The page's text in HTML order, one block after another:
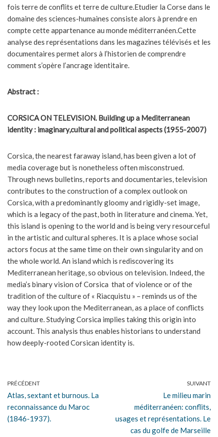
fois terre de conflits et terre de culture.Etudier la Corse dans le
domaine des sciences-humaines consiste alors à prendre en
compte cette appartenance au monde méditerranéen.Cette
analyse des représentations dans les magazines télévisés et les
documentaires permet alors à l’historien de comprendre
comment s’opère l’ancrage identitaire.
Abstract :
CORSICA ON TELEVISION. Building up a Mediterranean
identity : imaginary,cultural and political aspects (1955-2007)
Corsica, the nearest faraway island, has been given a lot of
media coverage but is nonetheless often misconstrued.
Through news bulletins, reports and documentaries, television
contributes to the construction of a complex outlook on
Corsica, with a predominantly gloomy and rigidly-set image,
which is a legacy of the past, both in literature and cinema. Yet,
this island is opening to the world and is being very resourceful
in the artistic and cultural spheres. It is a place whose social
actors focus at the same time on their own singularity and on
the whole world. An island which is rediscovering its
Mediterranean heritage, so obvious on television. Indeed, the
media’s binary vision of Corsica  that of violence or of the
tradition of the culture of « Riacquistu » – reminds us of the
way they look upon the Mediterranean, as a place of conflicts
and culture. Studying Corsica implies taking this origin into
account. This analysis thus enables historians to understand
how deeply-rooted Corsican identity is.
PRÉCÉDENT
Atlas, sextant et burnous. La
reconnaissance du Maroc
(1846-1937).
SUIVANT
Le milieu marin
méditerranéen: conflits,
usages et représentations. Le
cas du golfe de Marseille